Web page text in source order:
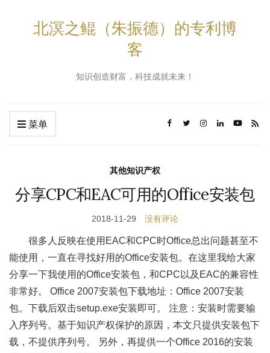
北溟之鲲（朱振德）的专利博
客
知识创造财富，科技成就未来！
菜单
其他知识产权
分享CPC和EAC可用的Office安装包
2018-11-29 没有评论
很多人反映在使用EAC和CPC时Office总出问题甚至不
能使用，一直在寻找好用的Office安装包。在这里我给大家
分享一下我使用的Office安装包，和CPC以及EAC的兼容性
非常好。 Office 2007安装包下载地址：Office 2007安装
包。下载后双击setup.exe安装即可。 注意：安装时需要输
入序列号。基于知识产权保护的原因，本文只提供安装包下
载，不提供序列号。 另外，再提供一个Office 2016的安装